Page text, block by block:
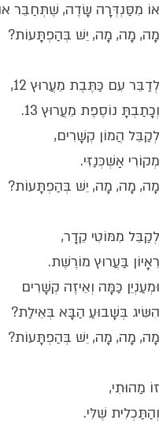
אוֹ מִסַּנְדְּרָה שָׂדֶה, שֶׁתְּחַבֵּר
מָה, מָה, מָה, יֵשׁ בְּהַפְתָּעוֹת?
לְדַבֵּר עִם כַּתֶּבֶת מֵעֲרוּץ 12,
וְכָתַבְתָּ נוֹסֶפֶת מֵעֲרוּץ 13.
לְקַבֵּל הֲמוֹן קְשָׁרִים,
מְקוֹרִי אַשְׁכְּנַזִּי.
מָה, מָה, מָה, יֵשׁ בְּהַפְתָּעוֹת?
לְקַבֵּל מִמּוֹטִי קֵדָר,
רֵאָיוֹן בַּעֲרוּץ מוֹרֶשֶׁת.
וּמְעַנְיֵן כַּמָּה וְאֵיזֶה קְשָׁרִים
הִשִּׂיג בְּשָׁבוּעַ הַבָּא בְּאֵילַת?
מָה, מָה, מָה, יֵשׁ בְּהַפְתָּעוֹת?
זוֹ מַהוּתִי,
וְהַתַּכְלִית שֶׁלִּי.